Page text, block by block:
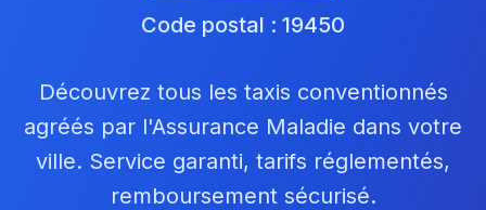
Code postal : 19450
Découvrez tous les taxis conventionnés
agréés par l'Assurance Maladie dans votre
ville. Service garanti, tarifs réglementés,
remboursement sécurisé.